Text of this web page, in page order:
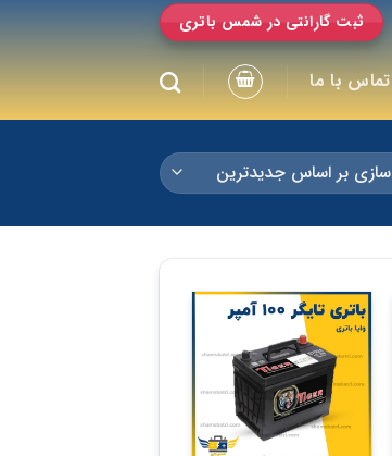
ثبت گارانتی در شمس باتری
تماس با ما
+